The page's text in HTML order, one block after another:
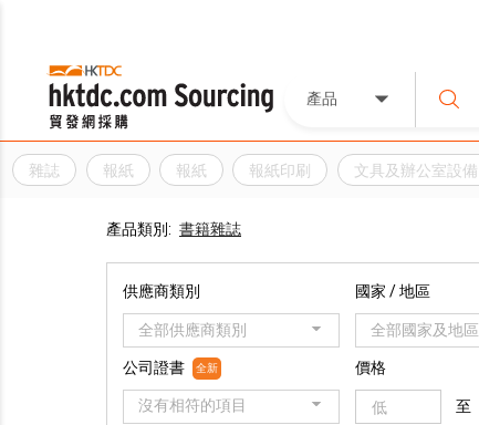
產品
雜誌 報紙 報紙 報紙印刷 文具及辦公室設備
產品類別: 書籍雜誌
供應商類別
全部供應商類別
國家 / 地區
全部國家及地區
公司證書 全新
沒有相符的項目
價格
至